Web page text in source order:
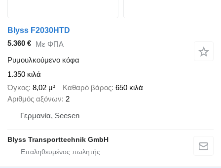
Blyss F2030HTD
5.360 € Με ΦΠΑ
Ρυμουλκούμενο κόφα
1.350 κιλά
Όγκος 8,02 μ³ Καθαρό βάρος 650 κιλά
Αριθμός αξόνων 2
Γερμανία, Seesen
Blyss Transporttechnik GmbH